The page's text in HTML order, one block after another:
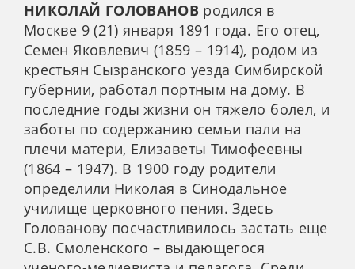
НИКОЛАЙ ГОЛОВАНОВ родился в
Москве 9 (21) января 1891 года. Его отец,
Семен Яковлевич (1859 – 1914), родом из
крестьян Сызранского уезда Симбирской
губернии, работал портным на дому. В
последние годы жизни он тяжело болел, и
заботы по содержанию семьи пали на
плечи матери, Елизаветы Тимофеевны
(1864 – 1947). В 1900 году родители
определили Николая в Синодальное
училище церковного пения. Здесь
Голованову посчастливилось застать еще
С.В. Смоленского – выдающегося